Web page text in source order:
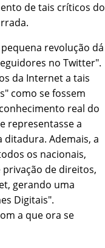
de tais crí­ticos do
revolução dá
no Twitter".
da Internet a tais
como se fossem
real do
representasse a
Ademais, a
os nacionais,
de direitos,
gerando uma
Digitais".
a que ora se